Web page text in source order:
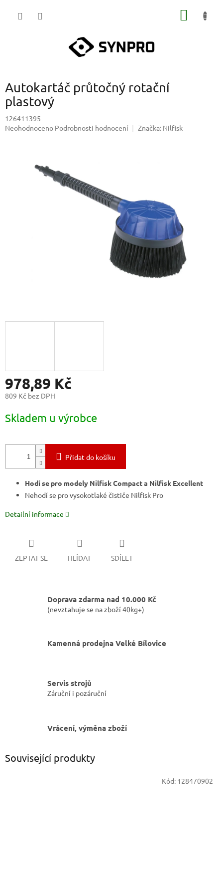
Autokartáč průtočný rotační
plastový
126411395
Průměrné
Neohodnoceno Podrobnosti hodnocení Značka: Nilfisk
978,89 Kč
809 Kč bez DPH
cena:
Skladem u výrobce
Přidat do košíku
Hodí se pro modely Nilfisk Compact a Nilfisk Excellent
Nehodí se pro vysokotlaké čističe Nilfisk Pro
Detailní informace
ZEPTAT SE HLÍDAT SDÍLET
Doprava zdarma nad 10.000 Kč
(nevztahuje se na zboží 40kg+)
Kamenná prodejna Velké Bílovice
Servis strojů
Záruční i pozáruční
Vrácení, výměna zboží
Související produkty
Kód: 128470902